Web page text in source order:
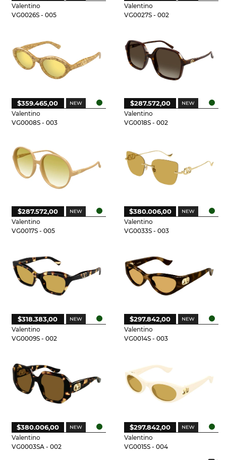
Valentino
VG0026S - 005
Valentino
VG0027S - 002
Valentino
VG0008S - 003
$359.465,00
Valentino
VG0018S - 002
$287.572,00
Valentino
VG0017S - 005
$287.572,00
Valentino
VG0033S - 003
$380.006,00
Valentino
VG0009S - 002
$318.383,00
Valentino
VG0014S - 003
$297.842,00
Valentino
VG0003SA - 002
$380.006,00
Valentino
VG0015S - 004
$297.842,00